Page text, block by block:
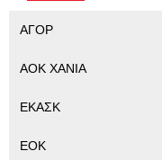
ΑΓΟΡ
ΑΟΚ ΧΑΝΙΑ
ΕΚΑΣΚ
ΕΟΚ